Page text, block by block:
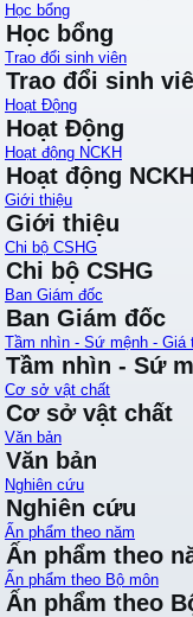
Học bổng
Học bổng
Trao đổi sinh viên
Trao đổi sinh
Hoạt Động
Hoạt Động
Hoạt động NCKH
Hoạt động NCKH
Giới thiệu
Giới thiệu
Chi bộ CSHG
Chi bộ CSHG
Ban Giám đốc
Ban Giám đốc
Tầm nhìn - Sứ mệnh - Giá
Tầm nhìn - Sứ
Cơ sở vật chất
Cơ sở vật chất
Văn bản
Văn bản
Nghiên cứu
Nghiên cứu
Ấn phẩm theo năm
Ấn phẩm theo
Ấn phẩm theo Bộ môn
Ấn phẩm theo